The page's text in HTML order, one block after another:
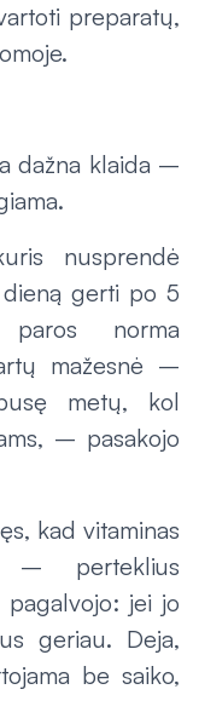
preparatų,
dažna klaida –
nusprendė
gerti po 5
paros norma
mažesnė –
metų, kol
– pasakojo
kad vitaminas
– perteklius
pagalvojo: jei jo
geriau. Deja,
be saiko,